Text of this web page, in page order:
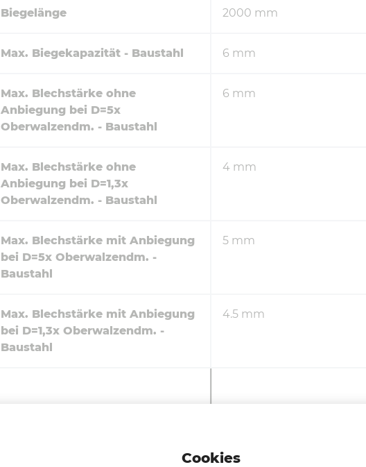
Biegelänge 2000 mm
Max. Biegekapazität - Baustahl 6 mm
Max. Blechstärke ohne
Anbiegung bei D=5x
Oberwalzendm. - Baustahl
6 mm
Max. Blechstärke ohne
Anbiegung bei D=1,3x
Oberwalzendm. - Baustahl
4 mm
Max. Blechstärke mit Anbiegung
bei D=5x Oberwalzendm. -
Baustahl
5 mm
Max. Blechstärke mit Anbiegung
bei D=1,3x Oberwalzendm. -
Baustahl
4.5 mm
Cookies